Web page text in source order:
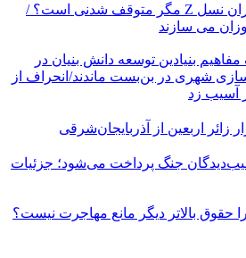
سیلیکن ولیِ تهران؛ این ایران نسل Z مگر متوقف شدنی است؟ /
می سازند
بنیادین توسعه دانش بنیان در
شهری در بن‌بست ماندند/انحراف از
جنگ پرداخت می‌شود؛ جزئیات
حقوق بالاتر دیگر مانع مهاجرت نیست؟